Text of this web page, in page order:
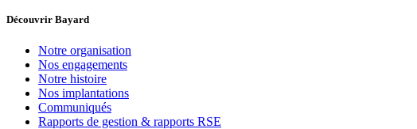
Découvrir Bayard
Notre organisation
Nos engagements
Notre histoire
Nos implantations
Communiqués
Rapports de gestion & rapports RSE